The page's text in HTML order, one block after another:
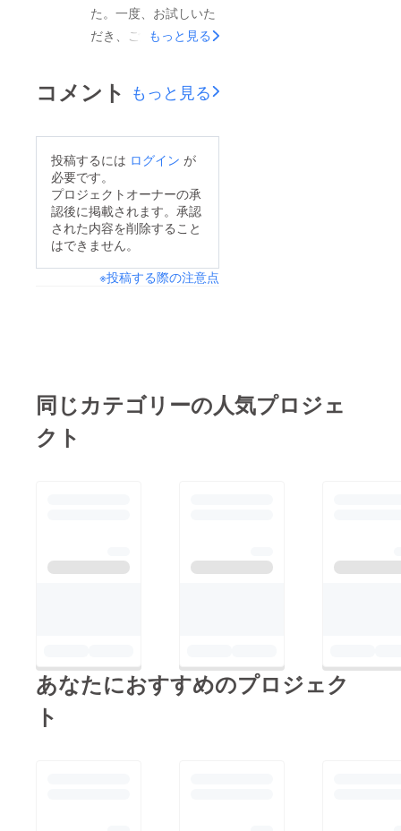
た。一度、お試しいた
だき、ご意見をいただ
す。
https://lifecalendar-
もっと見る
コメント もっと見る
投稿するには ログイン が
必要です。
プロジェクトオーナーの承
認後に掲載されます。承認
された内容を削除すること
はできません。
※投稿する際の注意点
同じカテゴリーの人気プロジェ
クト
あなたにおすすめのプロジェク
ト